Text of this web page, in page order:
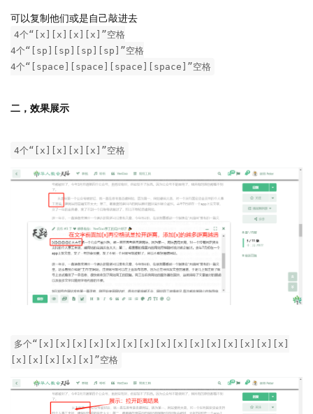
可以复制他们或是自己敲进去
4个“[x][x][x][x]”空格
4个“[sp][sp][sp][sp]”空格
4个“[space][space][space][space]”空格
二，效果展示
4个“[x][x][x][x]”空格
多个“[x][x][x][x][x][x][x][x][x][x][x][x][x][x][x]
[x][x][x][x][x]”空格